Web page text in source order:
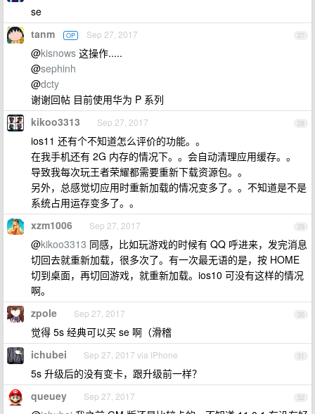
se
27
tanm OP Sep 27, 2017
@kisnows 这操作.....
@sephinh
@dcty
谢谢回帖 目前使用华为 P 系列
28
kikoo3313 Sep 27, 2017
ios11 还有个不知道怎么评价的功能。。
在我手机还有 2G 内存的情况下。。会自动清理应用缓存。。
导致我每次玩王者荣耀都需要重新下载资源包。。
另外，总感觉切应用时重新加载的情况变多了。。不知道是不是
系统占用运存变多了。。
29
xzm1006 Sep 27, 2017
@kikoo3313 同感，比如玩游戏的时候有 QQ 呼进来，发完消息
切回去就重新加载，很多次了。有一次最无语的是，按 HOME
切到桌面，再切回游戏，就重新加载。ios10 可没有这样的情况
啊。
30
zpole Sep 27, 2017
觉得 5s 经典可以买 se 啊（滑稽
31
ichubei Sep 27, 2017 via iPhone
5s 升级后的没有变卡，跟升级前一样？
32
queuey Sep 27, 2017